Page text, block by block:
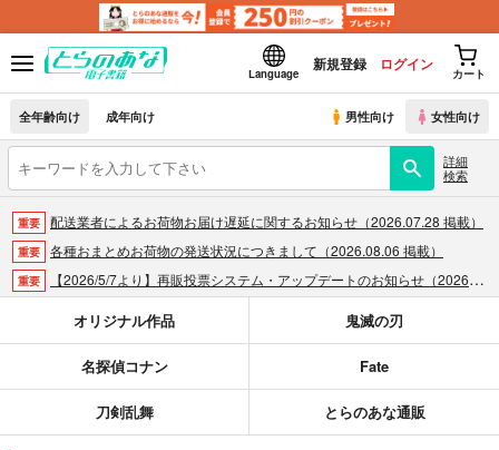
Language
新規登録 ログイン
カート
全年齢向け 成年向け 男性向け 女性向け
詳細
検索
重要 配送業者によるお荷物お届け遅延に関するお知らせ（2026.07.28 掲載）
重要 各種おまとめお荷物の発送状況につきまして（2026.08.06 掲載）
重要 【2026/5/7より】再販投票システム・アップデートのお知らせ（2026.05.07 掲載）
「とらのあな×駿河屋日本橋乙女同人誌館」通販店頭受取サービス開始のお知らせ（2026.01.05 更新｜2025.12.30 掲載）
重要 【2025/12/1より】「通販ポイント⇒とらコイン変換キャンペーン」終了のお知らせ（2025.11.21 掲載）
個人情報保護方針の改定について（2025.09.19 更新｜2025.08.01 掲載）
オリジナル作品 鬼滅の刃
名探偵コナン Fate
刀剣乱舞 とらのあな通販